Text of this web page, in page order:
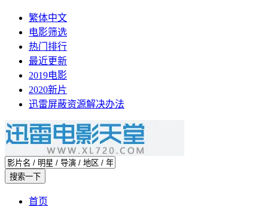
繁体中文
电影筛选
热门排行
最近更新
2019电影
2020新片
迅雷屏蔽资源解决办法
首页